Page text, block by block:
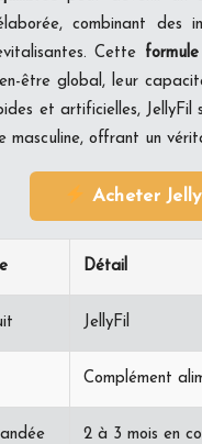
combinant des
Cette
être global, leur
et artificielles, JellyFil
masculine, offrant un
Acheter
Détail
JellyFil
Complément
2 à 3 mois en